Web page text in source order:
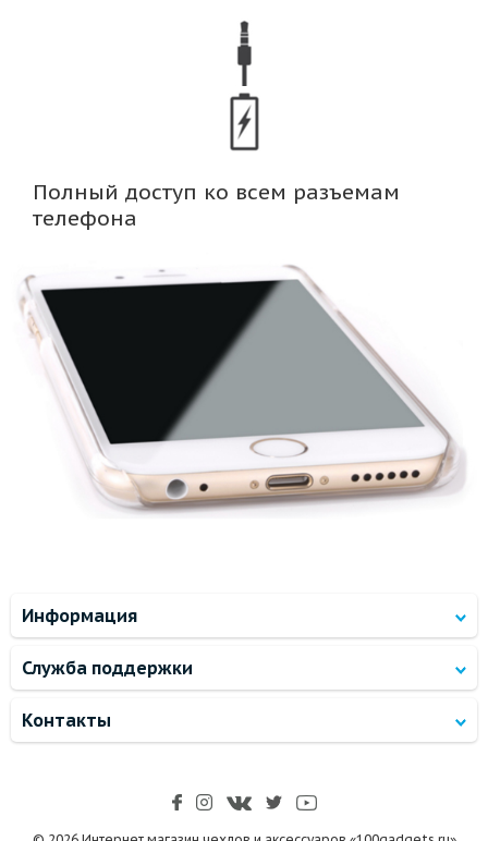
Полный доступ ко всем разъемам
телефона
Информация
Служба поддержки
Контакты